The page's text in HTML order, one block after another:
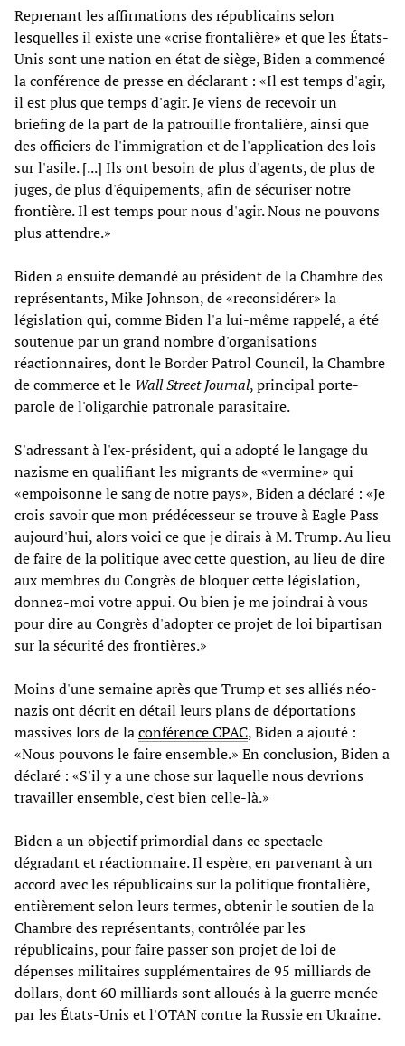
Reprenant les affirmations des républicains selon
lesquelles il existe une «crise frontalière» et que les États-
Unis sont une nation en état de siège, Biden a commencé
la conférence de presse en déclarant : «Il est temps d'agir,
il est plus que temps d'agir. Je viens de recevoir un
briefing de la part de la patrouille frontalière, ainsi que
des officiers de l'immigration et de l'application des lois
sur l'asile. [...] Ils ont besoin de plus d'agents, de plus de
juges, de plus d'équipements, afin de sécuriser notre
frontière. Il est temps pour nous d'agir. Nous ne pouvons
plus attendre.»
Biden a ensuite demandé au président de la Chambre des
représentants, Mike Johnson, de «reconsidérer» la
législation qui, comme Biden l'a lui-même rappelé, a été
soutenue par un grand nombre d'organisations
réactionnaires, dont le Border Patrol Council, la Chambre
de commerce et le Wall Street Journal, principal porte-
parole de l'oligarchie patronale parasitaire.
S'adressant à l'ex-président, qui a adopté le langage du
nazisme en qualifiant les migrants de «vermine» qui
«empoisonne le sang de notre pays», Biden a déclaré : «Je
crois savoir que mon prédécesseur se trouve à Eagle Pass
aujourd'hui, alors voici ce que je dirais à M. Trump. Au lieu
de faire de la politique avec cette question, au lieu de dire
aux membres du Congrès de bloquer cette législation,
donnez-moi votre appui. Ou bien je me joindrai à vous
pour dire au Congrès d'adopter ce projet de loi bipartisan
sur la sécurité des frontières.»
Moins d'une semaine après que Trump et ses alliés néo-
nazis ont décrit en détail leurs plans de déportations
massives lors de laconférence CPAC, Biden a ajouté :
«Nous pouvons le faire ensemble.» En conclusion, Biden a
déclaré : «S'il y a une chose sur laquelle nous devrions
travailler ensemble, c'est bien celle-là.»
Biden a un objectif primordial dans ce spectacle
dégradant et réactionnaire. Il espère, en parvenant à un
accord avec les républicains sur la politique frontalière,
entièrement selon leurs termes, obtenir le soutien de la
Chambre des représentants, contrôlée par les
républicains, pour faire passer son projet de loi de
dépenses militaires supplémentaires de 95 milliards de
dollars, dont 60 milliards sont alloués à la guerre menée
par les États-Unis et l'OTAN contre la Russie en Ukraine.